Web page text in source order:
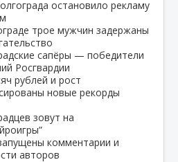
остановило рекламу
трое мужчин задержаны
сапёры — победители
Росгвардии
рублей и рост
новые рекорды
зовут на
комментарии и
авторов